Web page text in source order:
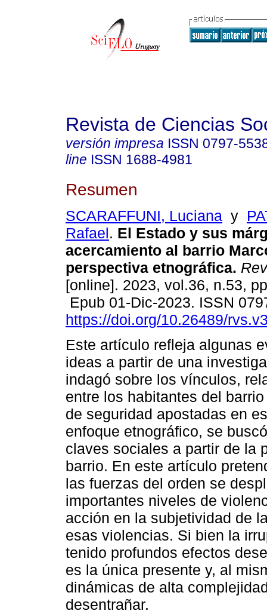
Revista de Ciencias
versión impresa ISSN 0797-
line ISSN 1688-4981
Resumen
SCARAFFUNI, Luciana y
Rafael. El Estado y sus
acercamiento al barrio
perspectiva etnográfica.
[online]. 2023, vol.36, n.53,
Epub 01-Dic-2023. ISSN
https://doi.org/10.26489/
Este artículo refleja algunas
ideas a partir de una
indagó sobre los vínculos,
entre los habitantes del
de seguridad apostadas en
enfoque etnográfico, se
claves sociales a partir de la
barrio. En este artículo
las fuerzas del orden se
importantes niveles de
acción en la subjetividad de
esas violencias. Si bien la
tenido profundos efectos
es la única presente y, al
dinámicas de alta
desentrañar.